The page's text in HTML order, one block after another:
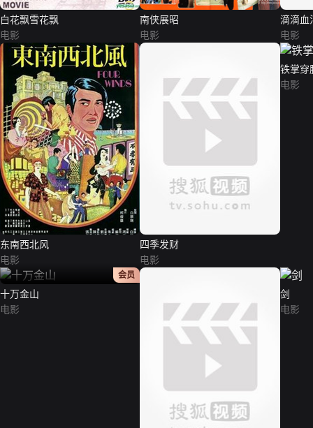
白花飘雪花飘
电影
南侠展昭
电影
滴滴血
电影
东南西北风
电影
四季发财
电影
铁掌穿
电影
正片
会员
十万金山
电影
剑
电影